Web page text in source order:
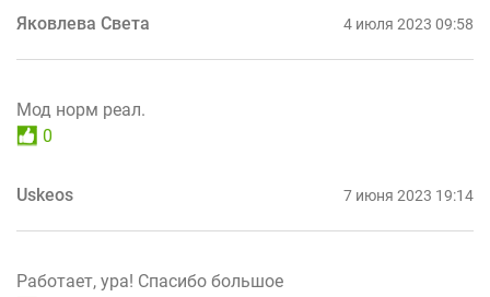
Яковлева Света 4 июля 2023 09:58
Мод норм реал.
0
Uskeos 7 июня 2023 19:14
Работает, ура! Спасибо большое